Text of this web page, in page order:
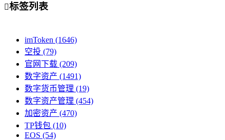
标签列表
imToken (1646)
空投 (79)
官网下载 (209)
数字资产 (1491)
数字货币管理 (19)
数字资产管理 (454)
加密资产 (470)
TP钱包 (10)
EOS (54)